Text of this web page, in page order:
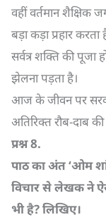
वहीं वर्तमान शैक्षिक
बड़ा कड़ा प्रहार
सर्वत्र शक्ति की पूजा
झेलना पड़ता है।
आज के जीवन पर
अतिरिक्त रौब-दाब
प्रश्न8.
पाठ का अंत ‘ओम
विचार से लेखक ने
भी है?लिखिए।